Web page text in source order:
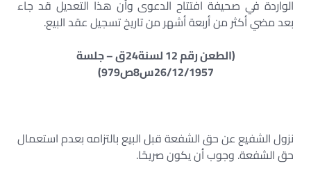
الواردة في صحيفة افتتاح الدعوى وأن هذا التعديل قد جاء
بعد مضي أكثر من أربعة أشهر من تاريخ تسجيل عقد البيع.
(الطعن رقم 12 لسنة24ق – جلسة
26/12/1957س8ص979)
نزول الشفيع عن حق الشفعة قبل البيع بالتزامه بعدم استعمال
حق الشفعة. وجوب أن يكون صريحًا.